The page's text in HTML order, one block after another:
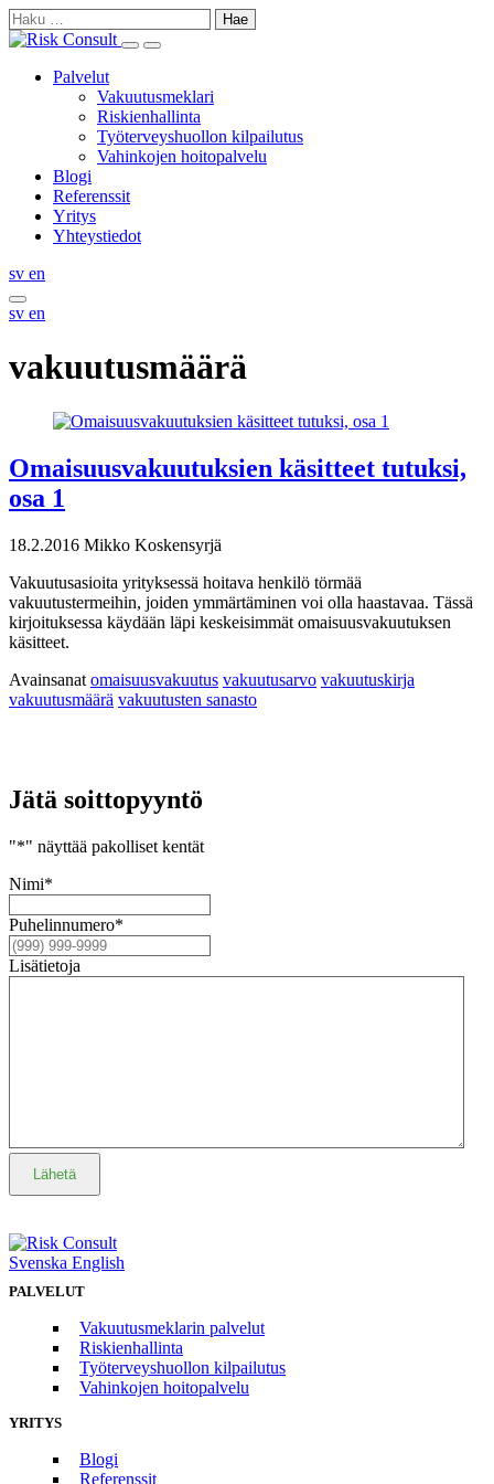
Skip
to
Haku:
SearchShow
Palvelut
Vakuutusmeklari
Riskienhallinta
Työterveyshuollon kilpailutus
Vahinkojen hoitopalvelu
Blogi
Referenssit
Yritys
Yhteystiedot
sv Svenska
en
Search
this
sv Svenska
en
vakuutusmäärä
Omaisuusvakuutuksien käsitteet tutuksi,
osa 1
18.2.2016 Mikko Koskensyrjä
Vakuutusasioita yrityksessä hoitava henkilö törmää
vakuutustermeihin, joiden ymmärtäminen voi olla haastavaa. Tässä
kirjoituksessa käydään läpi keskeisimmät omaisuusvakuutuksen
käsitteet.
Avainsanat omaisuusvakuutus vakuutusarvo vakuutuskirja
vakuutusmäärä vakuutusten sanasto
Jätä soittopyyntö
"*" näyttää pakolliset kentät
Nimi*
Puhelin­numero*
Lisä­tietoja
Lähetä
Svenska English
PALVELUT
Vakuutusmeklarin palvelut
Riskienhallinta
Työterveyshuollon kilpailutus
Vahinkojen hoitopalvelu
YRITYS
Blogi
Referenssit